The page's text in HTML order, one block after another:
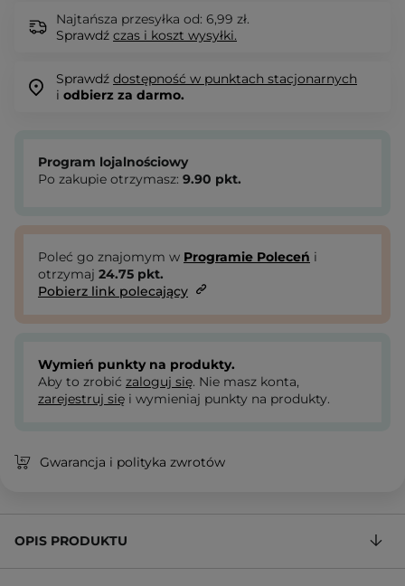
Najtańsza przesyłka od: 6,99 zł.
Sprawdź czas i koszt wysyłki.
Sprawdź dostępność w punktach stacjonarnych
i odbierz za darmo.
Program lojalnościowy
Po zakupie otrzymasz: 9.90 pkt.
Poleć go znajomym w Programie Poleceń i
otrzymaj 24.75 pkt.
Pobierz link polecający
Wymień punkty na produkty.
Aby to zrobić zaloguj się. Nie masz konta,
zarejestruj się i wymieniaj punkty na produkty.
Gwarancja i polityka zwrotów
OPIS PRODUKTU